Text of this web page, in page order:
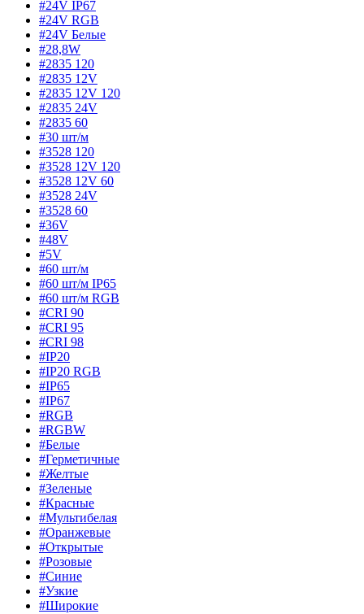
#24V IP67
#24V RGB
#24V Белые
#28,8W
#2835 120
#2835 12V
#2835 12V 120
#2835 24V
#2835 60
#30 шт/м
#3528 120
#3528 12V 120
#3528 12V 60
#3528 24V
#3528 60
#36V
#48V
#5V
#60 шт/м
#60 шт/м IP65
#60 шт/м RGB
#CRI 90
#CRI 95
#CRI 98
#IP20
#IP20 RGB
#IP65
#IP67
#RGB
#RGBW
#Белые
#Герметичные
#Желтые
#Зеленые
#Красные
#Мультибелая
#Оранжевые
#Открытые
#Розовые
#Синие
#Узкие
#Широкие